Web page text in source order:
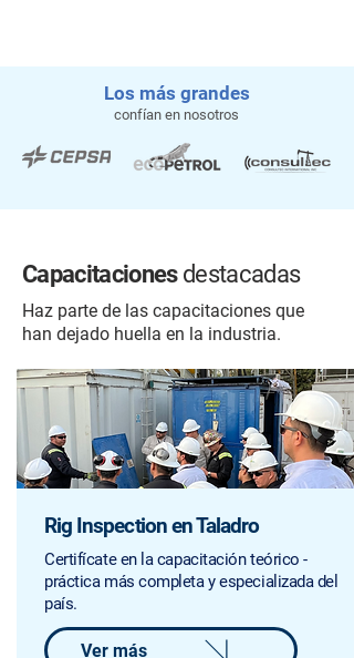
Los más grandes
confían en nosotros
Capacitaciones destacadas
Haz parte de las capacitaciones que
han dejado huella en la industria.
Rig Inspection en Taladro
Certifícate en la capacitación teórico -
práctica más completa y especializada del
país.
Ver más